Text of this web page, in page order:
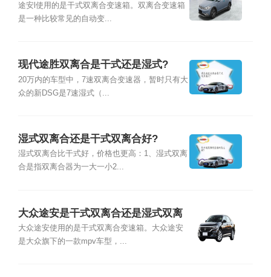
途安l使用的是干式双离合变速箱。双离合变速箱
是一种比较常见的自动变...
现代途胜双离合是干式还是湿式?
20万内的车型中，7速双离合变速器，暂时只有大
众的新DSG是7速湿式（...
湿式双离合还是干式双离合好?
湿式双离合比干式好，价格也更高：1、湿式双离
合是指双离合器为一大一小2...
大众途安是干式双离合还是湿式双离
合
大众途安使用的是干式双离合变速箱。大众途安
是大众旗下的一款mpv车型，...